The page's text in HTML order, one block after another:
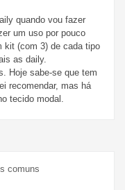
quando vou fazer
um uso por pouco
kit (com 3) de cada tipo
as daily.
Hoje sabe-se que tem
recomendar, mas há
tecido modal.
comuns